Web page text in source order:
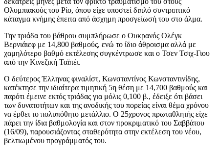
Ολυμπιακούς του Ρίο, όπου είχε υποστεί διπλό συντριπτικό
κάταγμα κνήμης έπειτα από άσχημη προσγείωσή του στο άλμα.
Την τριάδα του βάθρου συμπλήρωσε ο Ουκρανός Ολέγκ
Βερνιάιεφ με 14,800 βαθμούς, ενώ το ίδιο άθροισμα αλλά με
χαμηλότερο βαθμό εκτέλεσης συγκέντρωσε και ο Τσεν Τσιχ-Γιου
από την Κινεζική Ταϊπέι.
Ο δεύτερος Έλληνας φιναλίστ, Κωνσταντίνος Κωνσταντινίδης,
κατέκτησε την ιδιαίτερα τιμητική 5η θέση με 14,700 βαθμούς και
παρότι έμεινε εκτός τριάδας για μόλις 0,100 β., έδειξε ότι βάσει
των δυνατοτήτων και της ανοδικής του πορείας είναι θέμα χρόνου
να έρθει το πολυπόθητο μετάλλιο. Ο 25χρονος πρωταθλητής είχε
πάρει την ίδια βαθμολογία και στον προκριματικό του Σαββάτου
(16/09), παρουσιάζοντας σταθερότητα στην εκτέλεση του νέου,
βελτιωμένου προγράμματός του.